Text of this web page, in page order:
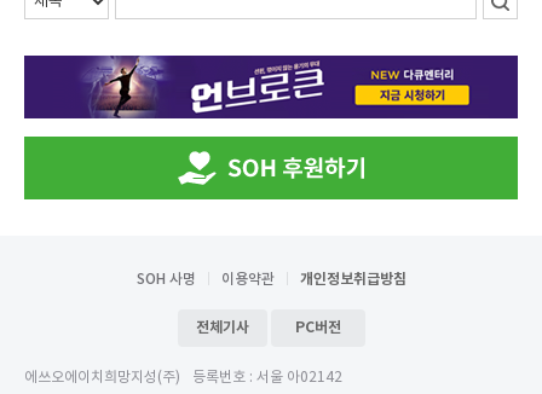
SOH 사명 이용약관 개인정보취급방침
전체기사 PC버전
에쓰오에이치희망지성(주) 등록번호 : 서울 아02142